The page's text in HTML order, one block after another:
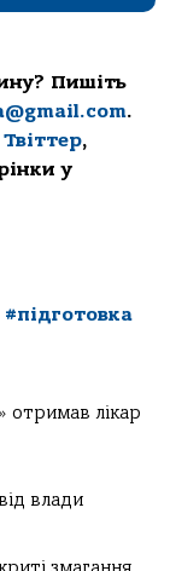
Пишіть
.
Твіттер,
у
#підготовка
отримав лікар
влади